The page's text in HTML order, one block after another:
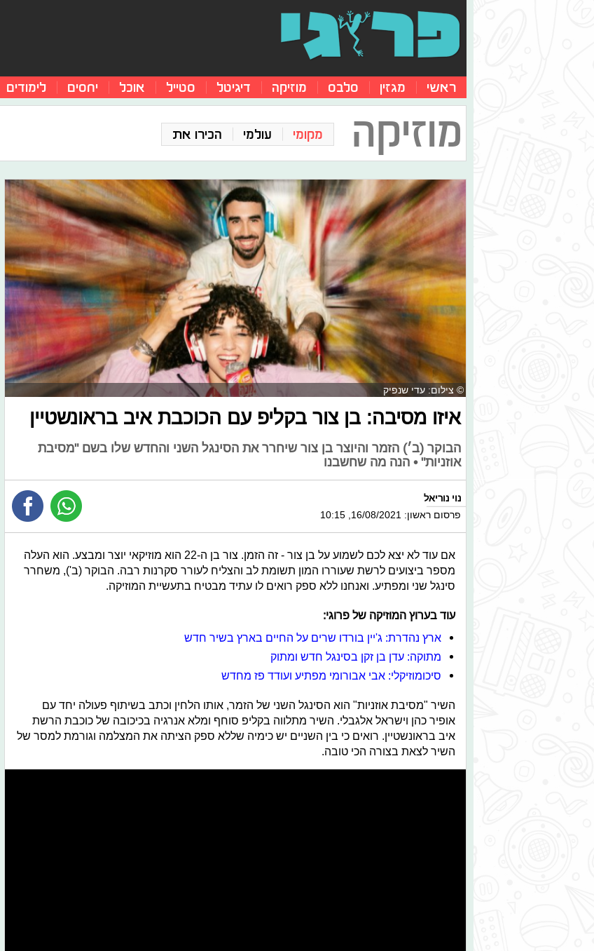
ראשי מגזין סלבס מוזיקה דיגיטל סטייל אוכל יחסים לימודים
מוזיקה מקומי עולמי הכירו את
© צילום: עדי שנפיק
איזו מסיבה: בן צור בקליפ עם הכוכבת איב בראונשטיין
הבוקר (ב׳) הזמר והיוצר בן צור שיחרר את הסינגל השני והחדש שלו בשם "מסיבת
אוזניות" • הנה מה שחשבנו
נוי נוריאל
פרסום ראשון: 16/08/2021, 10:15
אם עוד לא יצא לכם לשמוע על בן צור - זה הזמן. צור בן ה-22 הוא מוזיקאי יוצר ומבצע. הוא העלה
מספר ביצועים לרשת שעוררו המון תשומת לב והצליח לעורר סקרנות רבה. הבוקר (ב'), משחרר
סינגל שני ומפתיע. ואנחנו ללא ספק רואים לו עתיד מבטיח בתעשיית המוזיקה.
עוד בערוץ המוזיקה של פרוגי:
ארץ נהדרת: ג'יין בורדו שרים על החיים בארץ בשיר חדש
מתוקה: עדן בן זקן בסינגל חדש ומתוק
סיכומוזיקלי: אבי אבורומי מפתיע ועודד פז מחדש
השיר "מסיבת אוזניות" הוא הסינגל השני של הזמר, אותו הלחין וכתב בשיתוף פעולה יחד עם
אופיר כהן וישראל אלגבלי. השיר מתלווה בקליפ סוחף ומלא אנרגיה בכיכובה של כוכבת הרשת
איב בראונשטיין. רואים כי בין השניים יש כימיה שללא ספק הציתה את המצלמה וגורמת למסר של
השיר לצאת בצורה הכי טובה.